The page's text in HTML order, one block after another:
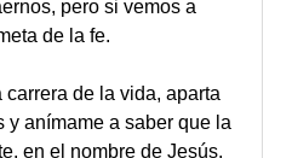
pero si vemos a
de la fe.
de la vida, aparta
y anímame a saber que la
en el nombre de Jesús,